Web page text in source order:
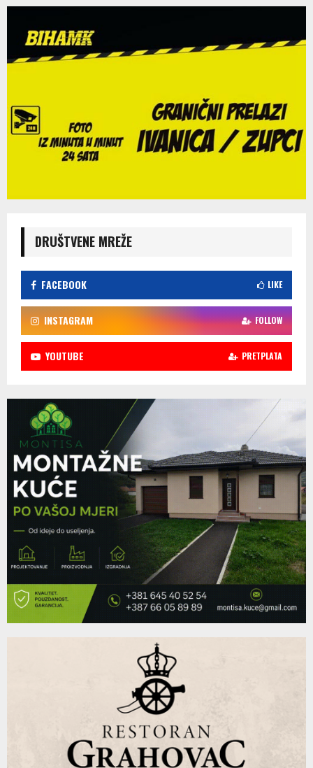
DRUŠTVENE MREŽE
FACEBOOK LIKE
INSTAGRAM FOLLOW
YOUTUBE PRETPLATA